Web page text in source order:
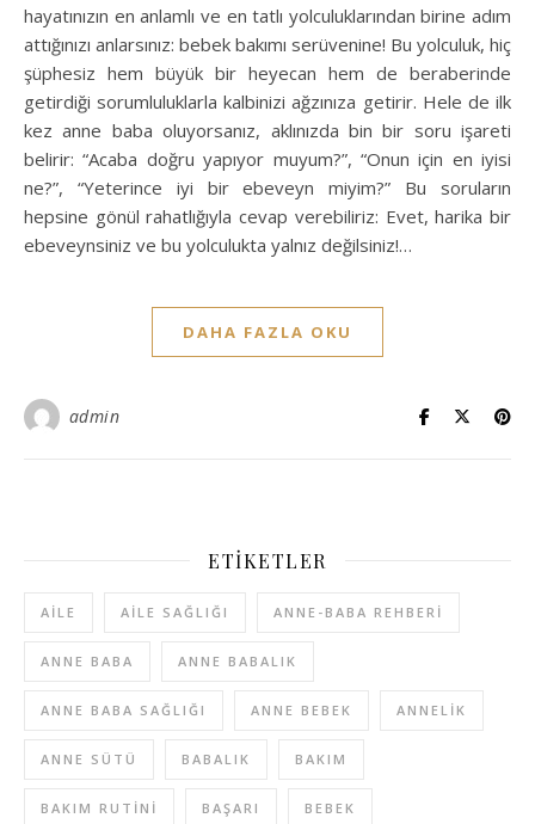
hayatınızın en anlamlı ve en tatlı yolculuklarından birine adım
attığınızı anlarsınız: bebek bakımı serüvenine! Bu yolculuk, hiç
şüphesiz hem büyük bir heyecan hem de beraberinde
getirdiği sorumluluklarla kalbinizi ağzınıza getirir. Hele de ilk
kez anne baba oluyorsanız, aklınızda bin bir soru işareti
belirir: “Acaba doğru yapıyor muyum?”, “Onun için en iyisi
ne?”, “Yeterince iyi bir ebeveyn miyim?” Bu soruların
hepsine gönül rahatlığıyla cevap verebiliriz: Evet, harika bir
ebeveynsiniz ve bu yolculukta yalnız değilsiniz!…
DAHA FAZLA OKU
admin
ETIKETLER
AILE AILE SAĞLIĞI ANNE-BABA REHBERI
ANNE BABA ANNE BABALIK
ANNE BABA SAĞLIĞI ANNE BEBEK ANNELIK
ANNE SÜTÜ BABALIK BAKIM
BAKIM RUTINI BAŞARI BEBEK